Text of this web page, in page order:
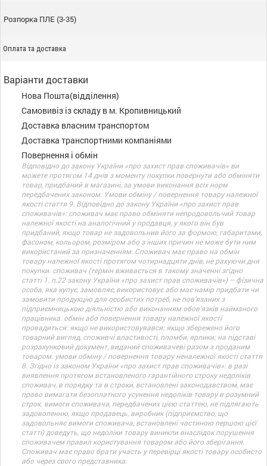
Розпорка ПЛЕ (3-35)
Оплата та доставка
Варіанти доставки
Нова Пошта(відділення)
Самовивіз із складу в м. Кропивницький
Доставка власним транспортом
Доставка транспортними компаніями
Повернення і обмін
Відповідно до закону України «про захист прав споживачів» ви
можете протягом 14 днів з моменту покупки повернути або обміняти
товар, придбаний в магазині, за умови виконання всіх норм
передбачених законом. Умови обміну / повернення товару належної
якості стаття 9. Відповідно до закону України «про захист прав
споживачів»: споживач має право обміняти непродовольчий товар
належної якості на аналогічний у продавця, у якого він був
придбаний, якщо товар не задовольнив його за формою, габаритами,
фасоном, кольором, розміром або з інших причин не може бути ним
використаний за призначенням. Споживач має право на обмін
товару належної якості протягом чотирнадцяти днів, не рахуючи дня
покупки. споживач (термін вживається в такому значенні згідно
статті 1. п.22 закону України «про захист прав споживачів») – фізична
особа, яка купує, замовляє, використовує або має намір придбати чи
замовити продукцію для особистих потреб, не пов’язаних з
підприємницькою діяльністю або виконанням обов’язків найманого
працівника. обмін або повернення товару належної якості
провадиться: якщо не використовувався; якщо збережено його
товарний вигляд, споживчі властивості, пломби, ярлики; на підставі
розрахунковий документ, виданий споживачеві разом з проданим
товаром. умови обміну / повернення товару неналежної якості стаття
8. Згідно із законом України «про захист прав споживачів»: в разі
виявлення протягом встановленого гарантійного строку недоліків
споживач, в порядку та в строки, встановлені законодавством, має
право вимагати безоплатного усунення недоліків товару в розумний
строк. вимоги споживача, передбачених цією статтею, не підлягають
задоволенню, якщо продавець, виробник (підприємство, що
задовольняє вимоги споживача, встановлені частиною першою цієї
статті) доведуть, що недоліки товару виникли внаслідок порушення
споживачем правил користування товаром або його зберігання.
Споживач має право брати участь у перевірці якості товару особисто
або через свого представника.